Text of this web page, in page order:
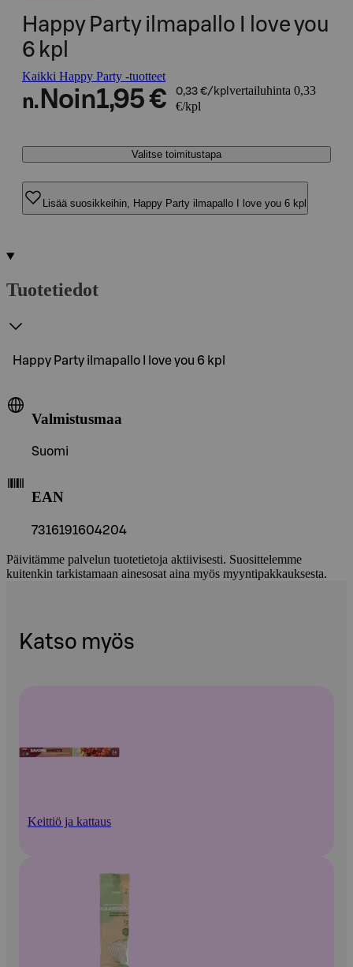
Happy Party ilmapallo I love you
6 kpl
Kaikki Happy Party -tuotteet
n. Noin1,95 € 0,33 €/kpl vertailuhinta 0,33
€/kpl
Valitse toimitustapa
Lisää suosikkeihin, Happy Party ilmapallo I love you 6 kpl
Tuotetiedot
Happy Party ilmapallo I love you 6 kpl
Valmistusmaa
Suomi
EAN
7316191604204
Päivitämme palvelun tuotetietoja aktiivisesti. Suosittelemme
kuitenkin tarkistamaan ainesosat aina myös myyntipakkauksesta.
Katso myös
Keittiö ja kattaus